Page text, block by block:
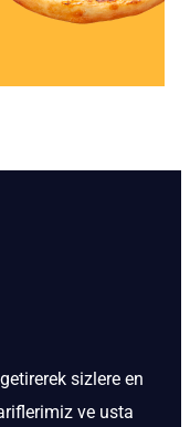
sizlere en
ve usta